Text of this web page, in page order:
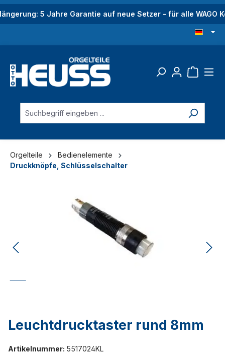
springen5 Jahre Garantie auf neue Setzer - für alle WAGO
Orgelteile
Bedienelemente
Druckknöpfe, Schlüsselschalter
Leuchtdrucktaster rund 8mm
Artikelnummer: 5517024KL